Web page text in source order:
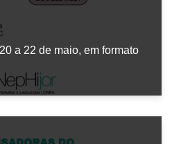
a 22 de maio, em formato